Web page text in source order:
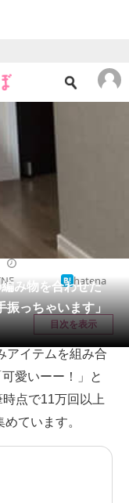
み物を合わせた
っちゃいます」
hatena
目次を表示
アイテムを組み合
愛いーー！」と
点で11万回以上
ています。